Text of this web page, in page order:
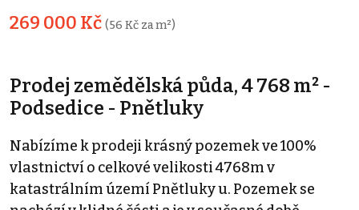
269 000 Kč (56 Kč za m²)
Prodej zemědělská půda, 4 768 m² -
Podsedice - Pnětluky
Nabízíme k prodeji krásný pozemek ve 100%
vlastnictví o celkové velikosti 4768m v
katastrálním území Pnětluky u. Pozemek se